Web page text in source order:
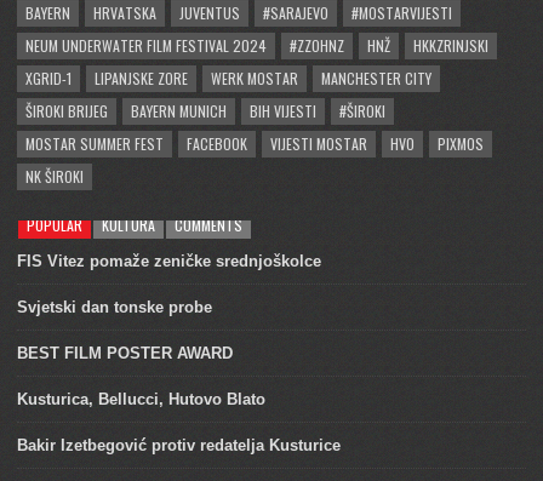
BAYERN
HRVATSKA JUVENTUS #SARAJEVO
#MOSTARVIJESTI
NEUM UNDERWATER FILM FESTIVAL 2024
#ZZOHNZ HNŽ
HKKZRINJSKI
XGRID-1
LIPANJSKE ZORE WERK MOSTAR
MANCHESTER CITY
ŠIROKI BRIJEG
BAYERN MUNICH BIH VIJESTI
#ŠIROKI
MOSTAR SUMMER FEST
FACEBOOK VIJESTI MOSTAR HVO
PIXMOS
NK ŠIROKI
POPULAR KULTURA COMMENTS
FIS Vitez pomaže zeničke srednjoškolce
Svjetski dan tonske probe
BEST FILM POSTER AWARD
Kusturica, Bellucci, Hutovo Blato
Bakir Izetbegović protiv redatelja Kusturice